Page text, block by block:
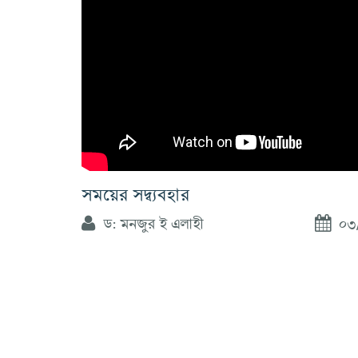
সময়ের সদ্ব্যবহার
ড: মনজুর ই এলাহী